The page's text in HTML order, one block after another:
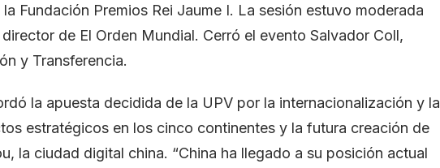
Fundación Premios Rei Jaume I. La sesión estuvo moderada
de El Orden Mundial. Cerró el evento Salvador Coll,
y Transferencia.
la apuesta decidida de la UPV por la internacionalización y la
estratégicos en los cinco continentes y la futura creación de
la ciudad digital china. “China ha llegado a su posición actual